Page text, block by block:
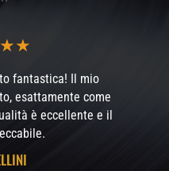
★★
fantastica! Il mio
esattamente come
è eccellente e il